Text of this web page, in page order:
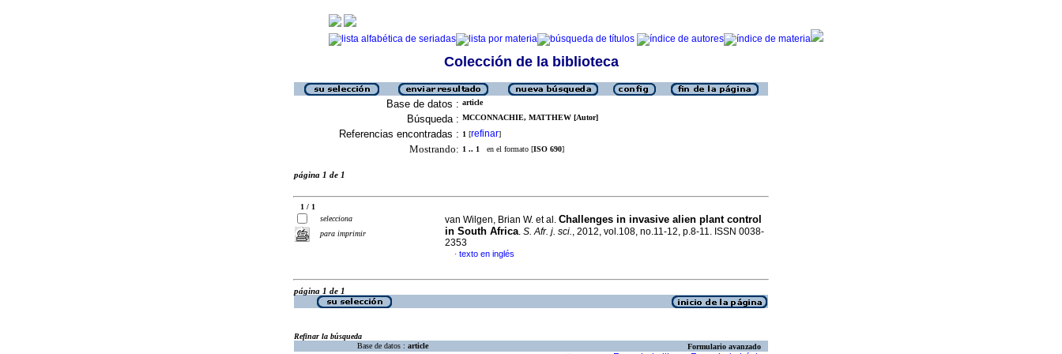
Colección de la biblioteca
Base de datos : article
Búsqueda : MCCONNACHIE, MATTHEW [Autor]
Referencias encontradas : 1 [refinar]
Mostrando: 1 .. 1 en el formato [ISO 690]
página 1 de 1
1 / 1
selecciona
para imprimir
van Wilgen, Brian W. et al. Challenges in invasive alien plant control
in South Africa. S. Afr. j. sci., 2012, vol.108, no.11-12, p.8-11. ISSN 0038-
2353
· texto en inglés
página 1 de 1
Refinar la búsqueda
Base de datos : article Formulario avanzado